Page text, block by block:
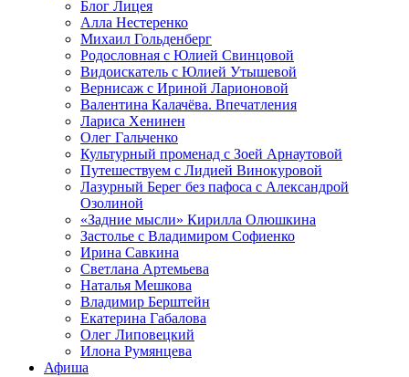
Блог Лицея
Алла Нестеренко
Михаил Гольденберг
Родословная с Юлией Свинцовой
Видоискатель с Юлией Утышевой
Вернисаж с Ириной Ларионовой
Валентина Калачёва. Впечатления
Лариса Хенинен
Олег Гальченко
Культурный променад с Зоей Арнаутовой
Путешествуем с Лидией Винокуровой
Лазурный Берег без пафоса с Александрой
Озолиной
«Задние мысли» Кирилла Олюшкина
Застолье с Владимиром Софиенко
Ирина Савкина
Светлана Артемьева
Наталья Мешкова
Владимир Берштейн
Екатерина Габалова
Олег Липовецкий
Илона Румянцева
Афиша